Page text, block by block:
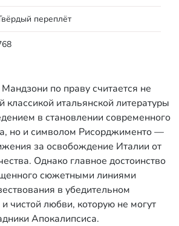
переплёт
по праву считается не
классикой итальянской литературы
в становлении современного
но и символом Рисорджименто —
за освобождение Италии от
Однако главное достоинство
сюжетными линиями
в убедительном
чистой любви, которую не могут
Апокалипсиса.